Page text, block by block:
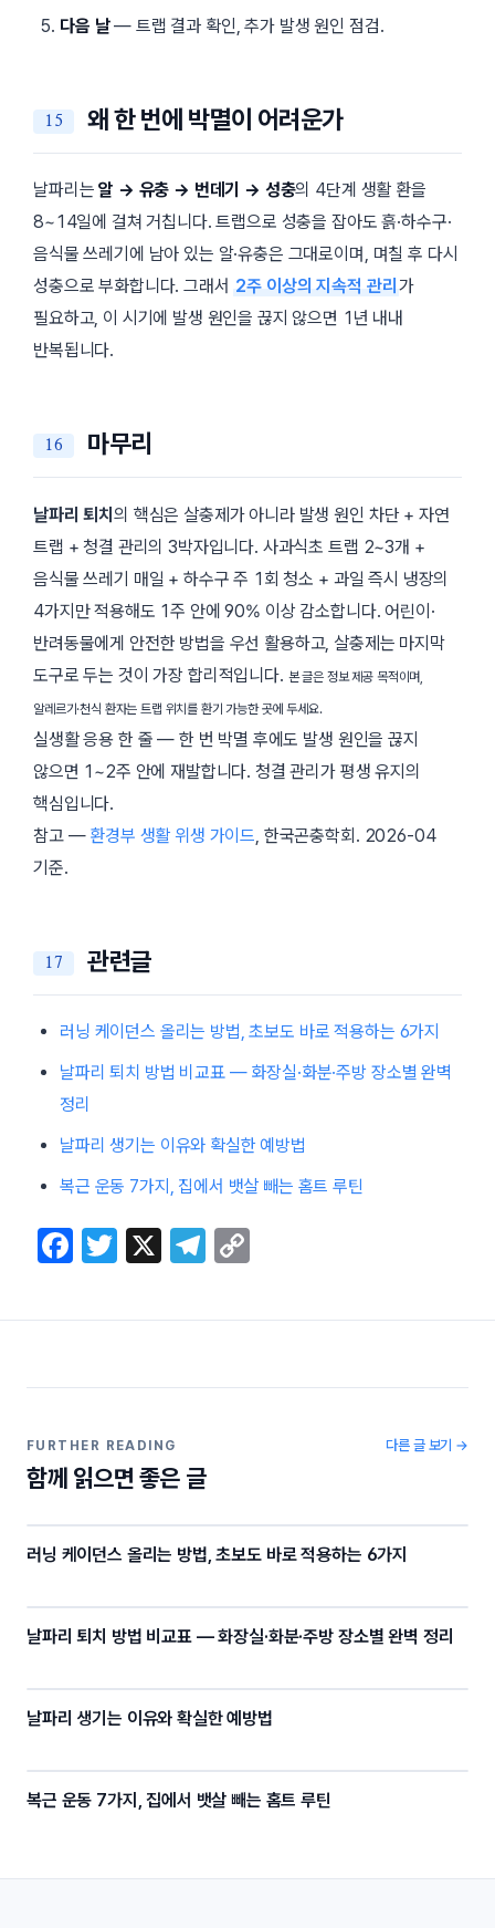
다음 날— 트랩 결과 확인, 추가 발생 원인 점검.
왜 한 번에 박멸이 어려운가
날파리는알 → 유충 → 번데기 → 성충의 4단계 생활 환을
8~14일에 걸쳐 거칩니다. 트랩으로 성충을 잡아도 흙·하수구·
음식물 쓰레기에 남아 있는 알·유충은 그대로이며, 며칠 후 다시
성충으로 부화합니다. 그래서 2주 이상의 지속적 관리 가
필요하고, 이 시기에 발생 원인을 끊지 않으면 1년 내내
반복됩니다.
마무리
날파리 퇴치의 핵심은 살충제가 아니라 발생 원인 차단 + 자연
트랩 + 청결 관리의 3박자입니다. 사과식초 트랩 2~3개 +
음식물 쓰레기 매일 + 하수구 주 1회 청소 + 과일 즉시 냉장의
4가지만 적용해도 1주 안에 90% 이상 감소합니다. 어린이·
반려동물에게 안전한 방법을 우선 활용하고, 살충제는 마지막
도구로 두는 것이 가장 합리적입니다. 본 글은 정보 제공 목적이며,
알레르기·천식 환자는 트랩 위치를 환기 가능한 곳에 두세요.
실생활 응용 한 줄 — 한 번 박멸 후에도 발생 원인을 끊지
않으면 1~2주 안에 재발합니다. 청결 관리가 평생 유지의
핵심입니다.
참고 — 환경부 생활 위생 가이드, 한국곤충학회. 2026-04
기준.
관련글
러닝 케이던스 올리는 방법, 초보도 바로 적용하는 6가지
날파리 퇴치 방법 비교표 — 화장실·화분·주방 장소별 완벽
정리
날파리 생기는 이유와 확실한 예방법
복근 운동 7가지, 집에서 뱃살 빼는 홈트 루틴
F
c
b
o
k
T
itt
X
T
e
a
p
Li
FURTHER READING
함께 읽으면 좋은 글
다른 글 보기 →
러닝 케이던스 올리는 방법, 초보도 바로 적용하는 6가지
날파리 퇴치 방법 비교표 — 화장실·화분·주방 장소별 완벽 정리
날파리 생기는 이유와 확실한 예방법
복근 운동 7가지, 집에서 뱃살 빼는 홈트 루틴